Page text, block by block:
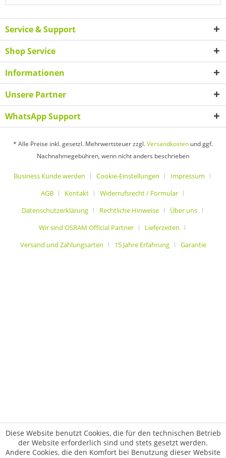
Service & Support
Shop Service
Informationen
Unsere Partner
WhatsApp Support
* Alle Preise inkl. gesetzl. Mehrwertsteuer zzgl.Versandkosten und ggf.
Nachnahmegebühren, wenn nicht anders beschrieben
Business Kunde werden Cookie-Einstellungen
Impressum
AGB
Kontakt
Widerrufsrecht / Formular
Datenschutzerklärung
Rechtliche Hinweise
Über uns
Wir sind OSRAM Official Partner
Lieferzeiten
Versand und Zahlungsarten
15 Jahre Erfahrung Garantie
Diese Website benutzt Cookies, die für den technischen Betrieb
der Website erforderlich sind und stets gesetzt werden.
Andere Cookies, die den Komfort bei Benutzung dieser Website